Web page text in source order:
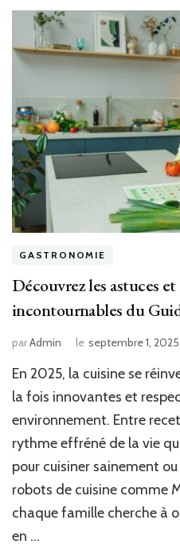
GASTRONOMIE
Découvrez les astuces
incontournables du
parAdmin le septembre 1, 2025
En 2025, la cuisine se
la fois innovantes et
environnement. Entre
rythme effréné de la vie
pour cuisiner sainement
robots de cuisine comme
chaque famille cherche à
en …